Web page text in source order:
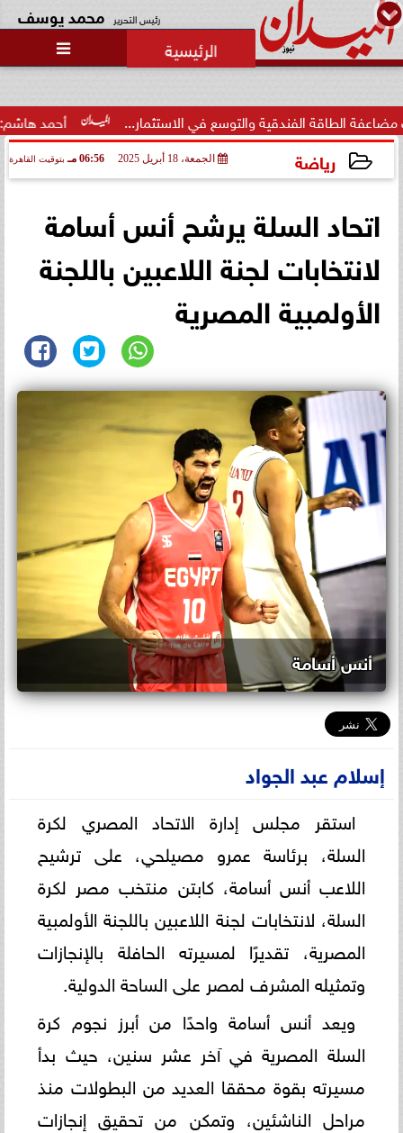
رئيس التحرير محمد يوسف

أحمد هاشم: الإعلام مُطالب والتوسع في الاستثمار...
رياضة الجمعة، 18 أبريل 2025 06:56 مـ بتوقيت القاهرة
اتحاد السلة يرشح أنس أسامة
لانتخابات لجنة اللاعبين باللجنة
الأولمبية المصرية
أنس أسامة
إسلام عبد الجواد
استقر مجلس إدارة الاتحاد المصري لكرة
السلة، برئاسة عمرو مصيلحي، على ترشيح
اللاعب أنس أسامة، كابتن منتخب مصر لكرة
السلة، لانتخابات لجنة اللاعبين باللجنة الأولمبية
المصرية، تقديرًا لمسيرته الحافلة بالإنجازات
وتمثيله المشرف لمصر على الساحة الدولية.
ويعد أنس أسامة واحدًا من أبرز نجوم كرة
السلة المصرية في آخر عشر سنين، حيث بدأ
مسيرته بقوة محققا العديد من البطولات منذ
مراحل الناشئين، وتمكن من تحقيق إنجازات
رئيس منيا القمح بالشرقية: تبذل
جهوداً مكثفة لتحسين الخدمات